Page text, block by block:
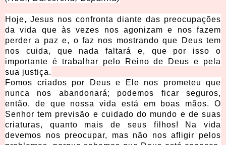
Hoje, Jesus nos confronta diante das preocupações
da vida que às vezes nos agonizam e nos fazem
perder a paz e, o faz nos mostrando que Deus tem
nos cuida, que nada faltará e, que por isso o
importante é trabalhar pelo Reino de Deus e pela
sua justiça.
Fomos criados por Deus e Ele nos prometeu que
nunca nos abandonará; podemos ficar seguros,
então, de que nossa vida está em boas mãos. O
Senhor tem previsão e cuidado do mundo e de suas
criaturas, quanto mais de seus filhos! Na vida
devemos nos preocupar, mas não nos afligir pelos